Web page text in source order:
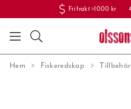
Fri frakt >1000 kr
Hem Fiskeredskap Tillbehör